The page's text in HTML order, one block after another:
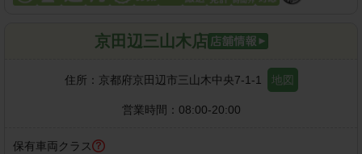
京田辺三山木店
住所： 京都府京田辺市三山木中央7-1-1 地図
営業時間： 08:00-20:00
保有車両クラス